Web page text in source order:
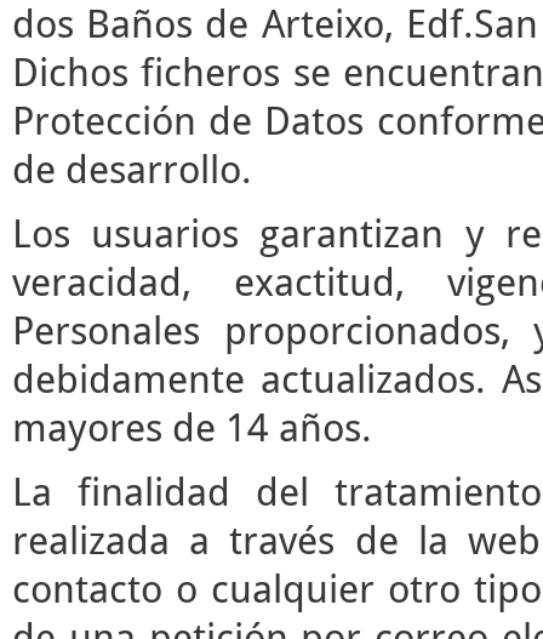
dos Baños de Arteixo,
Dichos ficheros se
Protección de Datos
de desarrollo.
Los usuarios garantizan y
veracidad, exactitud,
Personales
debidamente actualizados.
mayores de 14 años.
La finalidad del
realizada a través de la
contacto o cualquier otro